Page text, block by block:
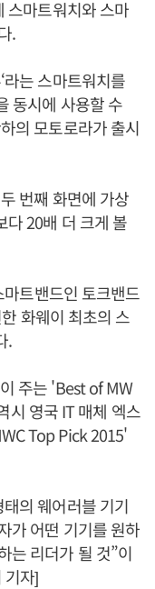
스마트워치와 스마
.
라는 스마트워치를
동시에 사용할 수
의 모토로라가 출시
번째 화면에 가상
다 20배 더 크게 볼
트밴드인 토크밴드
화웨이 최초의 스
.
주는 'Best of MW
시 영국 IT 매체 엑스
Top Pick 2015'
의 웨어러블 기기
가 어떤 기기를 원하
는 리더가 될 것”이
기자]